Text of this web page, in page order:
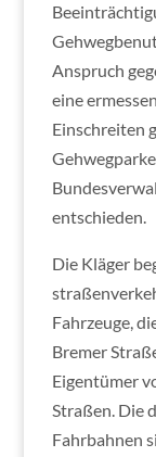
Anspruch
eine
Einschreiten
entschieden.
Die Kläger
Fahrzeuge,
Bremer
Eigentümer
Straßen. Die
Fahrbahnen